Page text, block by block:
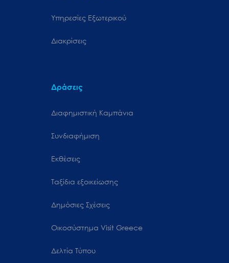
Υπηρεσίες Εξωτερικού
Διακρίσεις
Δράσεις
Διαφημιστική Καμπάνια
Συνδιαφήμιση
Εκθέσεις
Ταξίδια εξοικείωσης
Δημόσιες Σχέσεις
Oικοσύστημα Visit Greece
Δελτία Τύπου